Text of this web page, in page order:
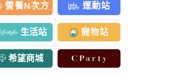
營養N次方 運動站
生活站 寵物站
希望商城